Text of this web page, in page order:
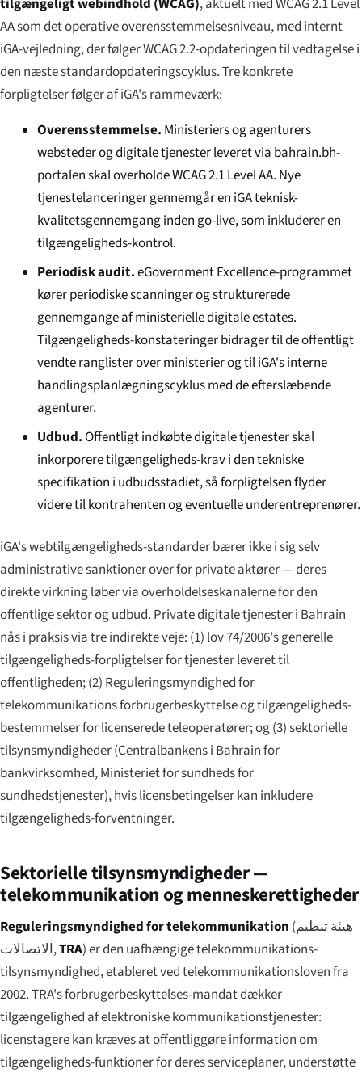
tilgængeligt webindhold (WCAG), aktuelt med WCAG 2.1 Level
AA som det operative overensstemmelsesniveau, med internt
iGA-vejledning, der følger WCAG 2.2-opdateringen til vedtagelse i
den næste standardopdateringscyklus. Tre konkrete
forpligtelser følger af iGA's rammeværk:
Overensstemmelse. Ministeriers og agenturers
websteder og digitale tjenester leveret via bahrain.bh-
portalen skal overholde WCAG 2.1 Level AA. Nye
tjenestelanceringer gennemgår en iGA teknisk-
kvalitetsgennemgang inden go-live, som inkluderer en
tilgængeligheds-kontrol.
Periodisk audit.eGovernment Excellence-programmet
kører periodiske scanninger og strukturerede
gennemgange af ministerielle digitale estates.
Tilgængeligheds-konstateringer bidrager til de offentligt
vendte ranglister over ministerier og til iGA's interne
handlingsplanlægningscyklus med de efterslæbende
agenturer.
Udbud.Offentligt indkøbte digitale tjenester skal
inkorporere tilgængeligheds-krav i den tekniske
specifikation i udbudsstadiet, så forpligtelsen flyder
videre til kontrahenten og eventuelle underentreprenører.
iGA's webtilgængeligheds-standarder bærer ikke i sig selv
administrative sanktioner over for private aktører — deres
direkte virkning løber via overholdelseskanalerne for den
offentlige sektor og udbud. Private digitale tjenester i Bahrain
nås i praksis via tre indirekte veje: (1) lov 74/2006's generelle
tilgængeligheds-forpligtelser for tjenester leveret til
offentligheden; (2) Reguleringsmyndighed for
telekommunikations forbrugerbeskyttelse og tilgængeligheds-
bestemmelser for licenserede teleoperatører; og (3) sektorielle
tilsynsmyndigheder (Centralbankens i Bahrain for
bankvirksomhed, Ministeriet for sundheds for
sundhedstjenester), hvis licensbetingelser kan inkludere
tilgængeligheds-forventninger.
Sektorielle tilsynsmyndigheder —
telekommunikation og menneskerettigheder
Reguleringsmyndighed for telekommunikation (هيئة تنظيم
الاتصالات,TRA) er den uafhængige telekommunikations-
tilsynsmyndighed, etableret ved telekommunikationsloven fra
2002. TRA's forbrugerbeskyttelses-mandat dækker
tilgængelighed af elektroniske kommunikationstjenester:
licenstagere kan kræves at offentliggøre information om
tilgængeligheds-funktioner for deres serviceplaner, understøtte